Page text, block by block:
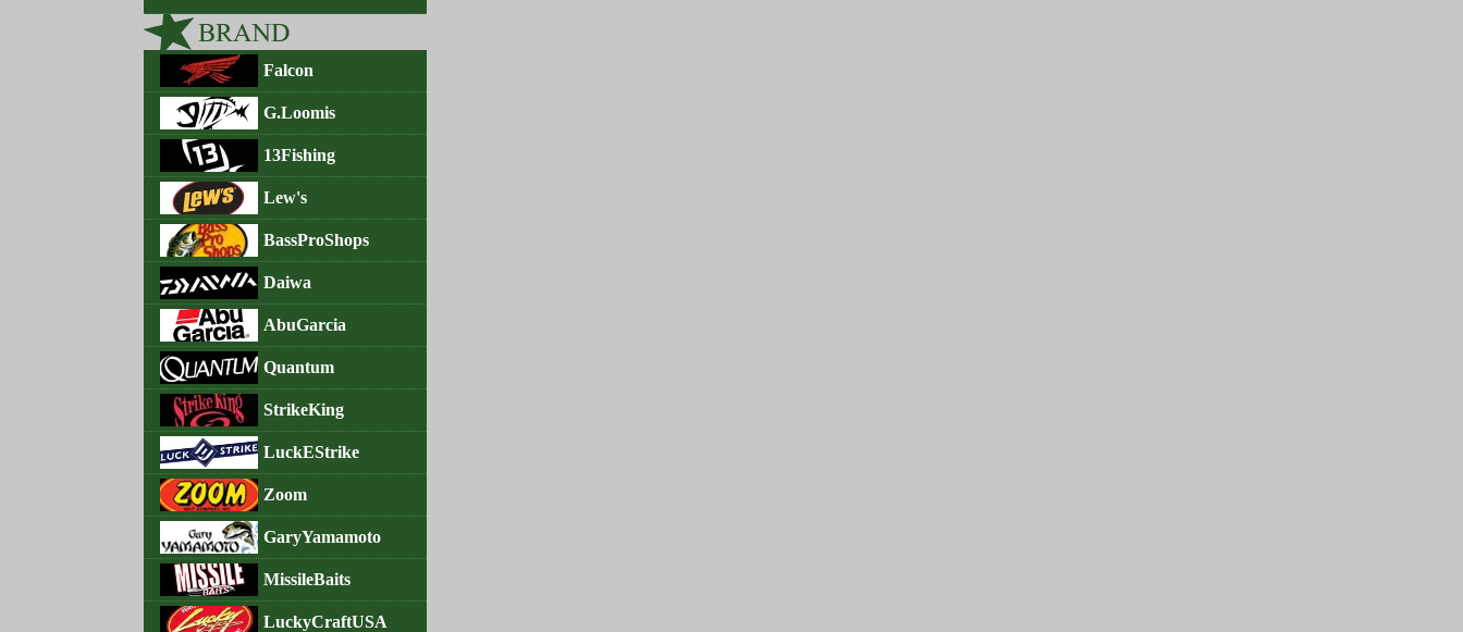
Falcon
G.Loomis
13Fishing
Lew's
BassProShops
Daiwa
AbuGarcia
Quantum
StrikeKing
LuckEStrike
Zoom
GaryYamamoto
MissileBaits
LuckyCraftUSA